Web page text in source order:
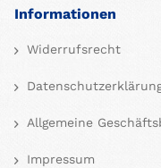
Informationen
Widerrufsrecht
Allgemeine
Impressum